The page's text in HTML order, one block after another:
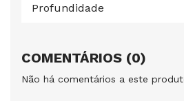
Profundidade
COMENTÁRIOS (0)
Não há comentários a este